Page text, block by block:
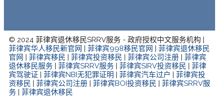
© 2024 菲律宾退休移民SRRV服务 - 政府授权中文服务机构 |
菲律宾华人移民新官网
菲律宾998移民官网
菲律宾退休移民
官网
菲律宾移民 菲律宾投资移民 菲律宾公司注册
菲律宾
退休移民服务
菲律宾SRRV服务 菲律宾SIRV投资移民
菲律
宾驾驶证
菲律宾NBI无犯罪证明 菲律宾汽车过户
菲律宾投
资移民
菲律宾公司注册 菲律宾BOI投资移民
菲律宾SRRV服
务
菲律宾退休移民